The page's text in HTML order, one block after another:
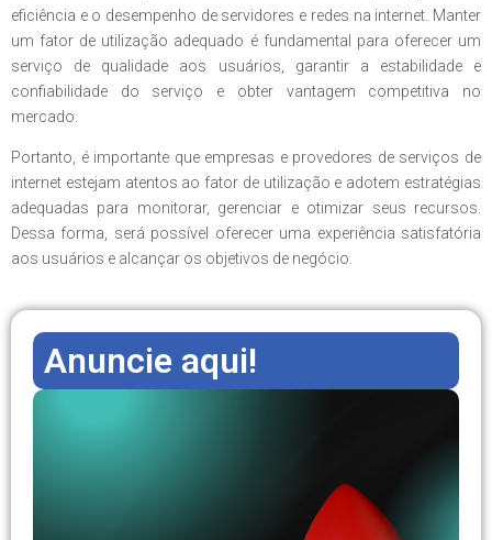
eficiência e o desempenho de servidores e redes na internet. Manter
um fator de utilização adequado é fundamental para oferecer um
serviço de qualidade aos usuários, garantir a estabilidade e
confiabilidade do serviço e obter vantagem competitiva no
mercado.
Portanto, é importante que empresas e provedores de serviços de
internet estejam atentos ao fator de utilização e adotem estratégias
adequadas para monitorar, gerenciar e otimizar seus recursos.
Dessa forma, será possível oferecer uma experiência satisfatória
aos usuários e alcançar os objetivos de negócio.
Anuncie aqui!